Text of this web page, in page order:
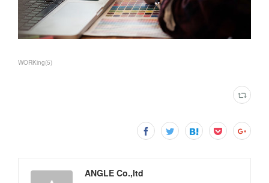
WORKing(5)
ANGLE Co.,ltd